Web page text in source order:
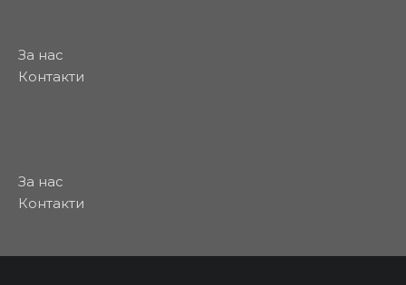
За нас
Контакти
За нас
Контакти